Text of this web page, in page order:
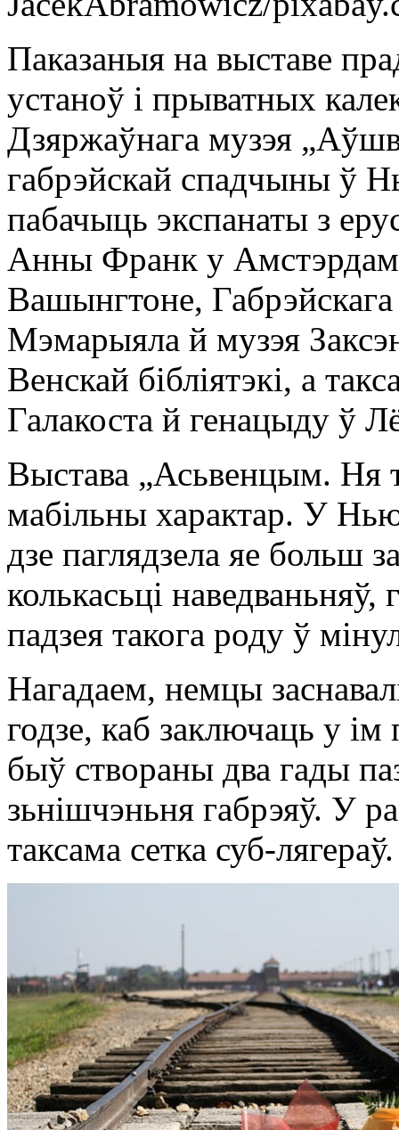
Паказаныя на выставе
устаноў і прыватных
Дзяржаўнага музэя
габрэйскай спадчыны ў
пабачыць экспанаты з
Анны Франк у
Вашынгтоне,
Мэмарыяла й музэя
Венскай бібліятэкі, а
Галакоста й генацыду ў
Выстава „Асьвенцым. Ня
мабільны характар. У
дзе паглядзела яе больш
колькасьці
падзея такога роду ў
Нагадаем, немцы
годзе, каб заключаць у ім
быў створаны два гады
зьнішчэньня габрэяў. У
таксама сетка суб-лягераў.